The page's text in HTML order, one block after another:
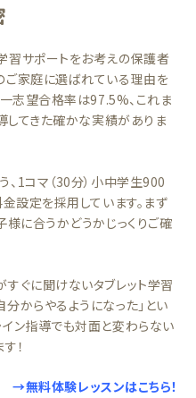
習サポートをお考えの保護者
ご家庭に選ばれている理由を
志望合格率は97.5%、これま
てきた確かな実績がありま
1コマ（30分）小中学生900
設定を採用しています。まず
に合うかどうかじっくりご確
ぐに聞けないタブレット学習
からやるようになった」とい
ン指導でも対面と変わらない
！
→無料体験レッスンはこちら！